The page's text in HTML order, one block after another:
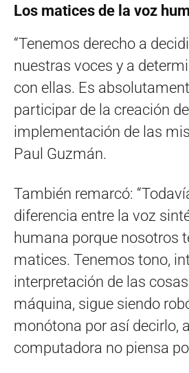
Los matices de la voz
“Tenemos derecho a
nuestras voces y a
con ellas. Es
participar de la creación
implementación de las
Paul Guzmán.
También remarcó:
diferencia entre la voz
humana porque nosotros
matices. Tenemos tono,
interpretación de las
máquina, sigue siendo
monótona por así decirlo,
computadora no piensa